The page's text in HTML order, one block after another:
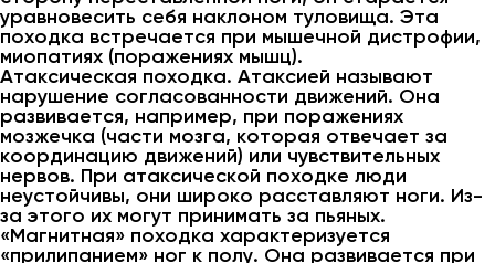
уравновесить себя наклоном туловища. Эта
походка встречается при мышечной дистрофии,
миопатиях (поражениях мышц).
Атаксическая походка. Атаксией называют
нарушение согласованности движений. Она
развивается, например, при поражениях
мозжечка (части мозга, которая отвечает за
координацию движений) или чувствительных
нервов. При атаксической походке люди
неустойчивы, они широко расставляют ноги. Из-
за этого их могут принимать за пьяных.
«Магнитная» походка характеризуется
«прилипанием» ног к полу. Она развивается при